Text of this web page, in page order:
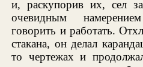
и, раскупорив их, сел
очевидным
говорить и работать.
стакана, он делал
то чертежах и